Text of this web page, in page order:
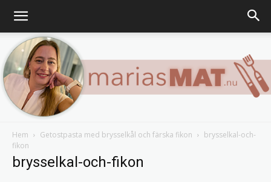
Hem Getostpasta med brysselkål och färska fikon
brysselkal-och-
fikon
brysselkal-och-fikon